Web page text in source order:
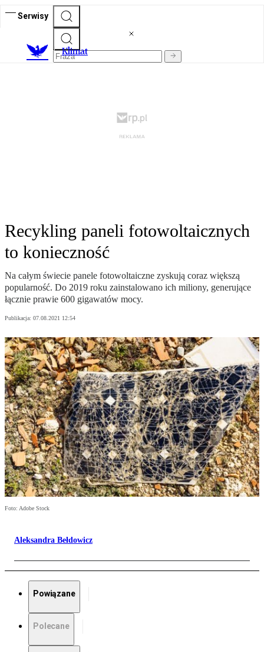
Serwisy
Klimat
Recykling paneli fotowoltaicznych
to konieczność
Na całym świecie panele fotowoltaiczne zyskują coraz większą
popularność. Do 2019 roku zainstalowano ich miliony, generujące
łącznie prawie 600 gigawatów mocy.
Publikacja: 07.08.2021 12:54
Foto: Adobe Stock
Aleksandra Bełdowicz
Powiązane
Polecane